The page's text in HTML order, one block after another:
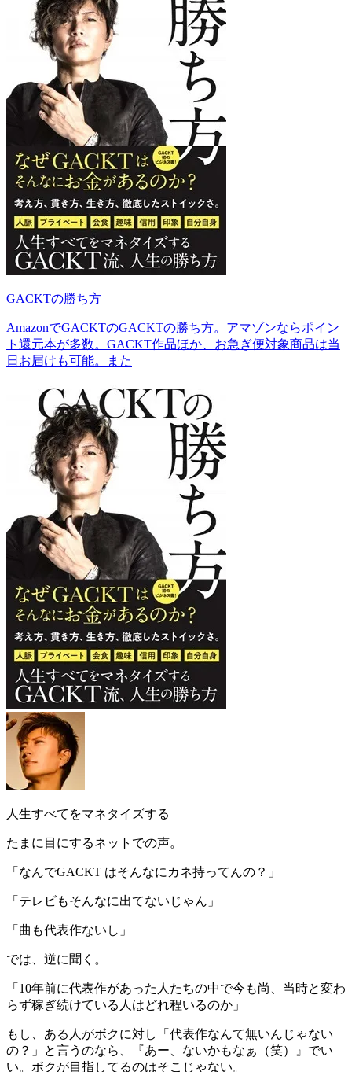
GACKTの勝ち方
AmazonでGACKTのGACKTの勝ち方。アマゾンならポイン
ト還元本が多数。GACKT作品ほか、お急ぎ便対象商品は当
日お届けも可能。また
人生すべてをマネタイズする
たまに目にするネットでの声。
「 なんでGACKT はそんなにカネ持ってんの？ 」
「 テレビもそんなに出てないじゃん 」
「 曲も代表作ないし 」
では、逆に聞く。
「10年前に代表作があった人たちの中で今も尚、当時と変わ
らず稼ぎ続けている人はどれ程いるのか」
もし、ある人がボクに対し「 代表作なんて無いんじゃない
の？ 」と言うのなら、『あー、ないかもなぁ（笑）
』でい
い。ボクが目指してるのはそこじゃない。